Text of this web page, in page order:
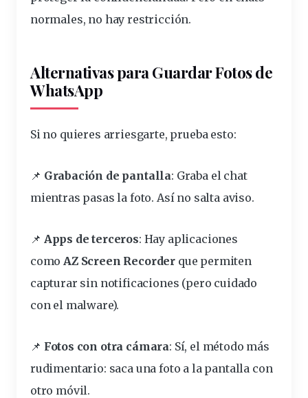
normales, no hay restricción.
Alternativas para Guardar Fotos de
WhatsApp
Si no quieres arriesgarte, prueba esto:
📌 Grabación de pantalla: Graba el chat
mientras pasas la foto. Así no salta aviso.
📌 Apps de terceros: Hay aplicaciones
como AZ Screen Recorder que permiten
capturar sin notificaciones (pero cuidado
con el malware).
📌 Fotos con otra cámara: Sí, el método más
rudimentario: saca una foto a la pantalla con
otro móvil.